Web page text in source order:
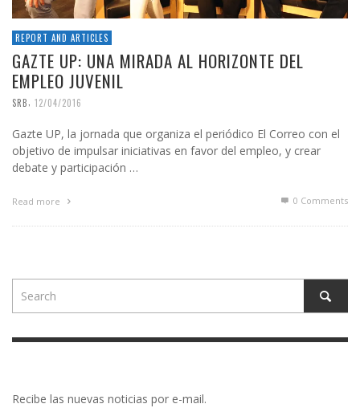
REPORT AND ARTICLES
GAZTE UP: UNA MIRADA AL HORIZONTE DEL
EMPLEO JUVENIL
SRB, 12/04/2016
Gazte UP, la jornada que organiza el periódico El Correo con el
objetivo de impulsar iniciativas en favor del empleo, y crear
debate y participación …
Read more 0 Comments
Recibe las nuevas noticias por e-mail.